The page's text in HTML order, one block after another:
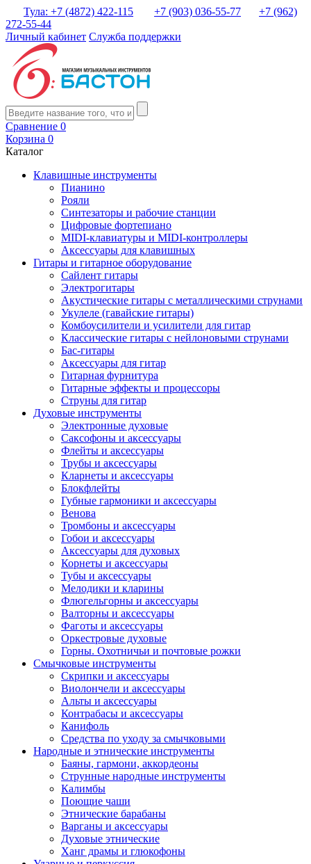
Тула: +7 (4872) 422-115 +7 (903) 036-55-77
+7 (962)
272-55-44
Личный кабинет Служба поддержки
Сравнение 0
Корзина 0
Каталог
Клавишные инструменты
Пианино
Рояли
Синтезаторы и рабочие станции
Цифровые фортепиано
MIDI-клавиатуры и MIDI-контроллеры
Аксессуары для клавишных
Гитары и гитарное оборудование
Сайлент гитары
Электрогитары
Акустические гитары с металлическими струнами
Укулеле (гавайские гитары)
Комбоусилители и усилители для гитар
Классические гитары с нейлоновыми струнами
Бас-гитары
Аксессуары для гитар
Гитарная фурнитура
Гитарные эффекты и процессоры
Струны для гитар
Духовые инструменты
Электронные духовые
Саксофоны и аксессуары
Флейты и аксессуары
Трубы и аксессуары
Кларнеты и аксессуары
Блокфлейты
Губные гармоники и аксессуары
Венова
Тромбоны и аксессуары
Гобои и аксессуары
Аксессуары для духовых
Корнеты и аксессуары
Тубы и аксессуары
Мелодики и кларины
Флюгельгорны и аксессуары
Валторны и аксессуары
Фаготы и аксессуары
Оркестровые духовые
Горны. Охотничьи и почтовые рожки
Смычковые инструменты
Скрипки и аксессуары
Виолончели и аксессуары
Альты и аксессуары
Контрабасы и аксессуары
Канифоль
Средства по уходу за смычковыми
Народные и этнические инструменты
Баяны, гармони, аккордеоны
Струнные народные инструменты
Калимбы
Поющие чаши
Этнические барабаны
Варганы и аксессуары
Духовые этнические
Ханг драмы и глюкофоны